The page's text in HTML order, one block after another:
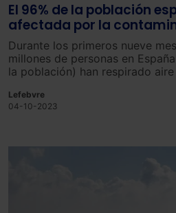
El 96% de la población
afectada por la
ozono
Durante los primeros nueve
millones de personas en
la población) han respirado
anual de Ecologistas en Acción
contaminación por ozono en el
Lefebvre
04-10-2023